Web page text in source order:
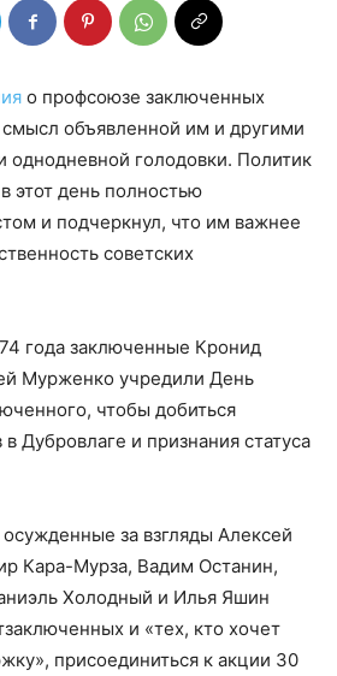
о профсоюзе заключенных
объявленной им и другими
однодневной голодовки. Политик
этот день полностью
и подчеркнул, что им важнее
советских
года заключенные Кронид
Мурженко учредили День
чтобы добиться
Дубровлаге и признания статуса
за взгляды Алексей
Кара-Мурза, Вадим Останин,
Холодный и Илья Яшин
и «тех, кто хочет
присоединиться к акции 30